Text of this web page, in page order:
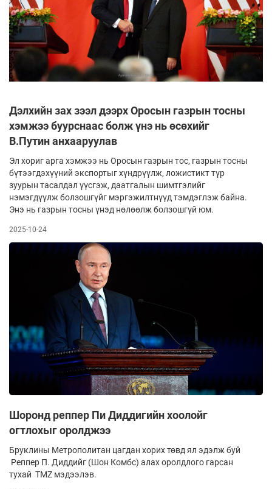
Дэлхийн зах зээл дээрх Оросын газрын тосны
хэмжээ буурснаас болж үнэ нь өсөхийг
В.Путин анхааруулав
Эл хориг арга хэмжээ нь Оросын газрын тос, газрын тосны
бүтээгдэхүүний экспортыг хүндрүүлж, ложистикт түр
зуурын тасалдал үүсгэж, даатгалын шимтгэлийг
нэмэгдүүлж болзошгүйг мэргэжилтнүүд тэмдэглэж байна.
Энэ нь газрын тосны үнэд нөлөөлж болзошгүй юм.
2025-10-24
Шоронд реппер Пи Диддигийн хоолойг
огтлохыг оролджээ
Бруклины Метрополитан цагдан хорих төвд ял эдэлж буй
Реппер П. Диддийг (Шон Комбс) алах оролдлого гарсан
тухай TMZ мэдээлэв.